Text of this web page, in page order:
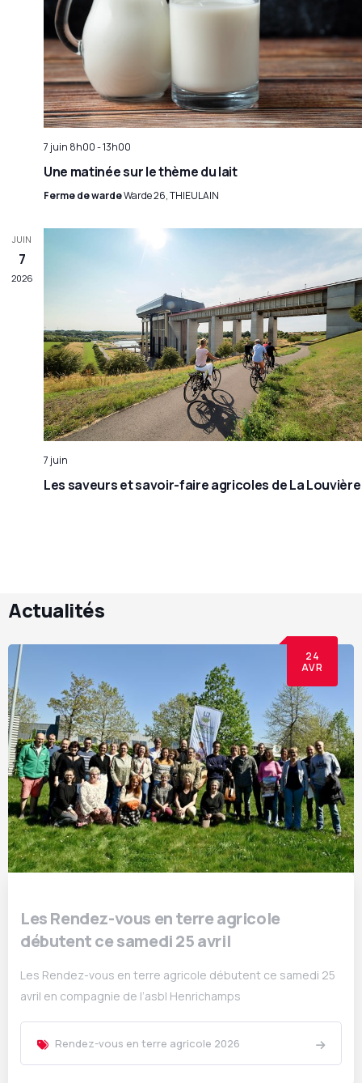
7 juin 8h00-13h00
Une matinée sur le thème du lait
Ferme de wardeWarde 26, THIEULAIN
JUIN
7
2026
7 juin
Les saveurs et savoir-faire agricoles de La Louvière
Actualités
24
AVR
Les Rendez-vous en terre agricole
débutent ce samedi 25 avril
Les Rendez-vous en terre agricole débutent ce samedi 25
avril en compagnie de l’asbl Henrichamps
Rendez-vous en terre agricole 2026